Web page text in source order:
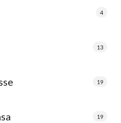
4
13
19
19